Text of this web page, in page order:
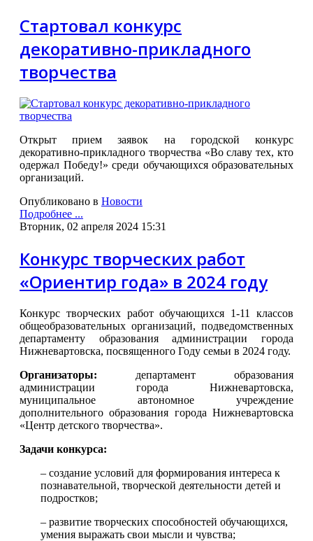
Стартовал конкурс
декоративно-прикладного
творчества
Открыт прием заявок на городской конкурс
декоративно-прикладного творчества «Во славу тех, кто
одержал Победу!» среди обучающихся образовательных
организаций.
Опубликовано в Новости
Подробнее ...
Вторник, 02 апреля 2024 15:31
Конкурс творческих работ
«Ориентир года» в 2024 году
Конкурс творческих работ обучающихся 1-11 классов
общеобразовательных организаций, подведомственных
департаменту образования администрации города
Нижневартовска, посвященного Году семьи в 2024 году.
Организаторы: департамент образования
администрации города Нижневартовска,
муниципальное автономное учреждение
дополнительного образования города Нижневартовска
«Центр детского творчества».
Задачи конкурса:
– создание условий для формирования интереса к
познавательной, творческой деятельности детей и
подростков;
– развитие творческих способностей обучающихся,
умения выражать свои мысли и чувства;